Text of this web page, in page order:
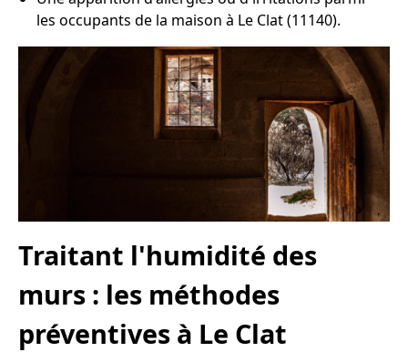
les occupants de la maison à Le Clat (11140).
Traitant l'humidité des
murs : les méthodes
préventives à Le Clat